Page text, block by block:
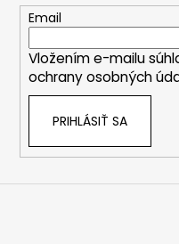
Email
Vložením e-mailu
ochrany osobných
PRIHLÁSIŤ SA